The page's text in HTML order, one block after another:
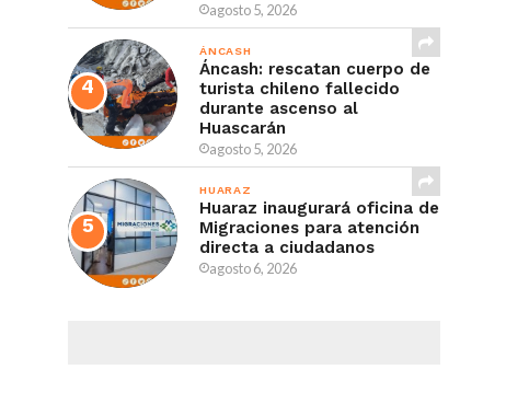
agosto 5, 2026
ÁNCASH
Áncash: rescatan cuerpo de
turista chileno fallecido
durante ascenso al
Huascarán
agosto 5, 2026
HUARAZ
Huaraz inaugurará oficina de
Migraciones para atención
directa a ciudadanos
agosto 6, 2026